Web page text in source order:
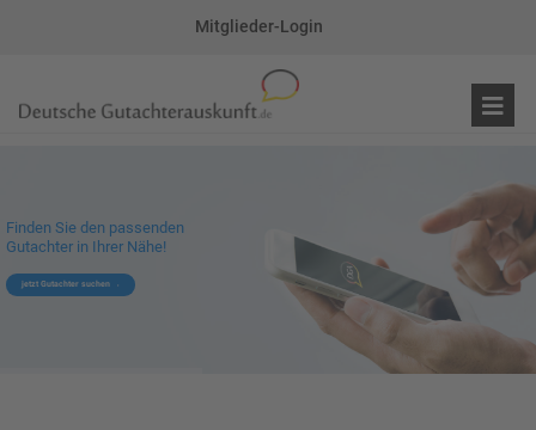
Mitglieder-Login
Finden Sie den passenden
Gutachter in Ihrer Nähe!
jetzt Gutachter suchen